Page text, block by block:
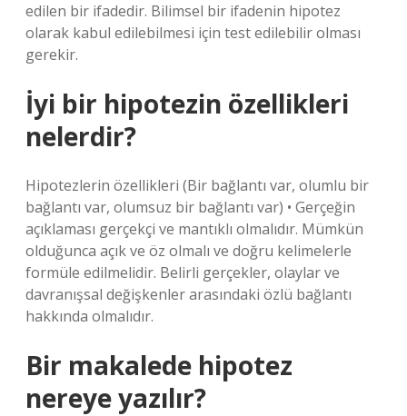
edilen bir ifadedir. Bilimsel bir ifadenin hipotez
olarak kabul edilebilmesi için test edilebilir olması
gerekir.
İyi bir hipotezin özellikleri
nelerdir?
Hipotezlerin özellikleri (Bir bağlantı var, olumlu bir
bağlantı var, olumsuz bir bağlantı var) • Gerçeğin
açıklaması gerçekçi ve mantıklı olmalıdır. Mümkün
olduğunca açık ve öz olmalı ve doğru kelimelerle
formüle edilmelidir. Belirli gerçekler, olaylar ve
davranışsal değişkenler arasındaki özlü bağlantı
hakkında olmalıdır.
Bir makalede hipotez
nereye yazılır?